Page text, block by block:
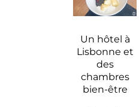
Un hôtel à
Lisbonne et
des
chambres
bien-être